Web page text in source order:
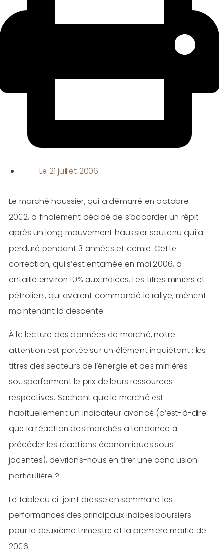
Le 21 juillet 2006
Le marché haussier, qui a démarré en octobre
2002, a finalement décidé de s’accorder un répit
après un long mouvement haussier soutenu qui a
perduré pendant 3 années et demie. Cette
correction, qui s’est entamée en mai 2006, a
entaillé environ 10% aux indices. Les titres miniers et
pétroliers, qui avaient commandé le rallye, mènent
maintenant la descente.
À la lecture des données de marché, notre
attention est portée sur un élément inquiétant : les
titres des secteurs de l’énergie et des minières
sousperforment le prix de leurs ressources
respectives. Sachant que le marché est
habituellement un indicateur avancé (c’est-à-dire
que la réaction des marchés a tendance à
précéder les réactions économiques sous-
jacentes), devrions-nous en tirer une conclusion
particulière ?
Le tableau ci-joint dresse en sommaire les
performances des principaux indices boursiers
pour le deuxième trimestre et la première moitié de
2006.